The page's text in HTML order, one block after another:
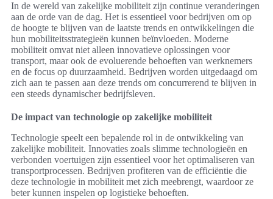
In de wereld van zakelijke mobiliteit zijn continue veranderingen
aan de orde van de dag. Het is essentieel voor bedrijven om op
de hoogte te blijven van de laatste trends en ontwikkelingen die
hun mobiliteitsstrategieën kunnen beïnvloeden. Moderne
mobiliteit omvat niet alleen innovatieve oplossingen voor
transport, maar ook de evoluerende behoeften van werknemers
en de focus op duurzaamheid. Bedrijven worden uitgedaagd om
zich aan te passen aan deze trends om concurrerend te blijven in
een steeds dynamischer bedrijfsleven.
De impact van technologie op zakelijke mobiliteit
Technologie speelt een bepalende rol in de ontwikkeling van
zakelijke mobiliteit. Innovaties zoals slimme technologieën en
verbonden voertuigen zijn essentieel voor het optimaliseren van
transportprocessen. Bedrijven profiteren van de efficiëntie die
deze technologie in mobiliteit met zich meebrengt, waardoor ze
beter kunnen inspelen op logistieke behoeften.